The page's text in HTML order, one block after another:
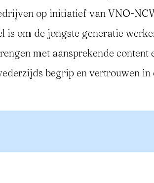
op initiatief van VNO-
is om de jongste generatie
met aansprekende content
begrip en vertrouwen in